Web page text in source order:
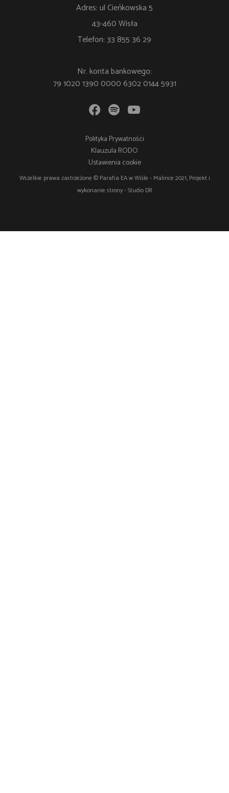
Adres: ul Cieńkowska 5
43-460 Wisła
Telefon: 33 855 36 29
Nr. konta bankowego:
79 1020 1390 0000 6302 0144 5931
Polityka Prywatności
Klauzula RODO
Ustawienia cookie
Wszelkie prawa zastrzeżone © Parafia EA w Wiśle - Malince 2021, Projekt i
wykonanie strony -Studio DR